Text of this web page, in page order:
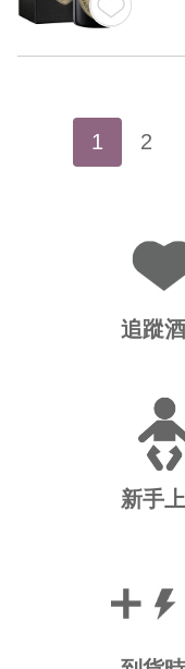
1 2
追蹤
新手